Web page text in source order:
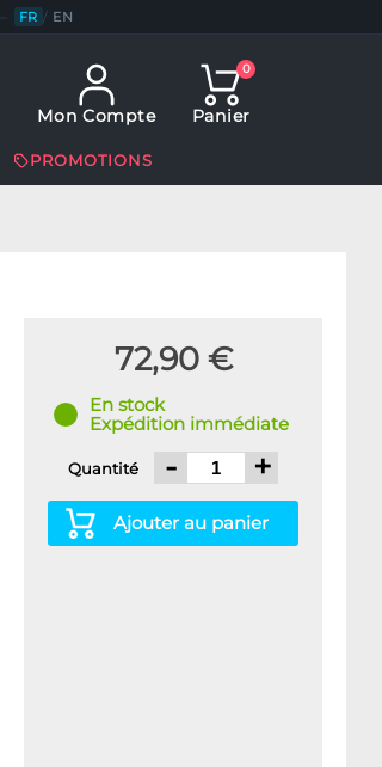
FR / EN
Mon Compte
0
Panier
PROMOTIONS
72,90 €
En stock
Expédition immédiate
Quantité - +
Ajouter au panier